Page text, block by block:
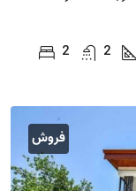
2
2
فروش